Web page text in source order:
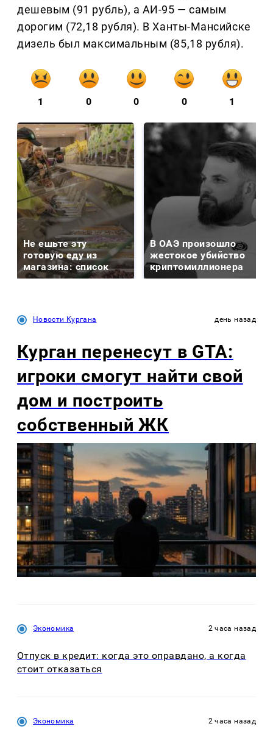
дешевым (91 рубль), а АИ-95 — самым
дорогим (72,18 рубля). В Ханты-Мансийске
дизель был максимальным (85,18 рубля).
1 0 0 0 1
Не ешьте эту
готовую еду из
магазина: список
В ОАЭ произошло
жестокое убийство
криптомиллионера
Новости Кургана день назад
Курган перенесут в GTA:
игроки смогут найти свой
дом и построить
собственный ЖК
Экономика 2 часа назад
Отпуск в кредит: когда это оправдано, а когда
стоит отказаться
Экономика 2 часа назад